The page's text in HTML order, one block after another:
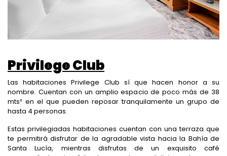
Privilege Club
Las habitaciones Privilege Club sí que hacen honor a su
nombre. Cuentan con un amplio espacio de poco más de 38
mts² en el que pueden reposar tranquilamente un grupo de
hasta 4 personas.
Estas privilegiadas habitaciones cuentan con una terraza que
te permitirá disfrutar de la agradable vista hacia la Bahía de
Santa Lucía, mientras disfrutas de un exquisito café